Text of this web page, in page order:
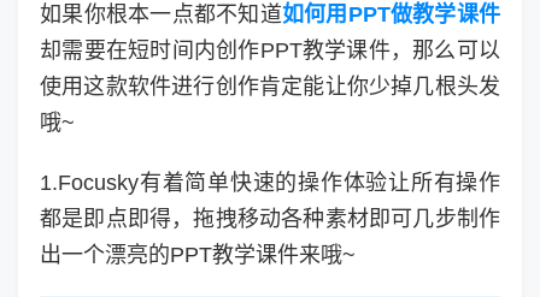
如果你根本一点都不知道如何用PPT做教学课件
却需要在短时间内创作PPT教学课件，那么可以
使用这款软件进行创作肯定能让你少掉几根头发
哦~
1.Focusky有着简单快速的操作体验让所有操作
都是即点即得，拖拽移动各种素材即可几步制作
出一个漂亮的PPT教学课件来哦~